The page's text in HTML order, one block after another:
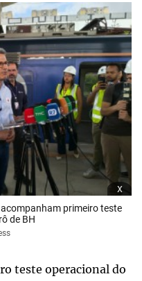
x
primeiro teste
de BH
teste operacional do